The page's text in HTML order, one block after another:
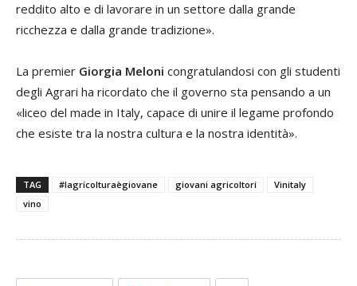
reddito alto e di lavorare in un settore dalla grande
ricchezza e dalla grande tradizione».
La premier Giorgia Meloni congratulandosi con gli studenti
degli Agrari ha ricordato che il governo sta pensando a un
«liceo del made in Italy, capace di unire il legame profondo
che esiste tra la nostra cultura e la nostra identità».
TAG #lagricolturaègiovane giovani agricoltori
Vinitaly
vino